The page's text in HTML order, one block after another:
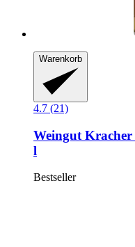
Warenkorb
4.7 (21)
Weingut Kracher
l
Bestseller